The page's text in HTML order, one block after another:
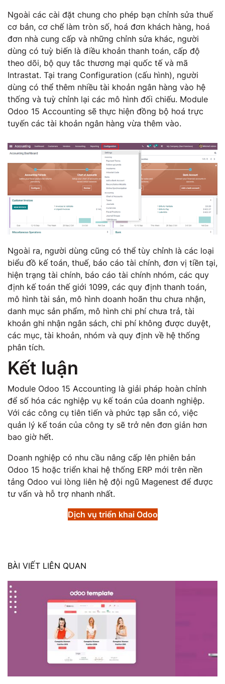
Ngoài các cài đặt chung cho phép bạn chỉnh sửa thuế
cơ bản, cơ chế làm tròn số, hoá đơn khách hàng, hoá
đơn nhà cung cấp và những chỉnh sửa khác, người
dùng có tuỳ biến là điều khoản thanh toán, cấp độ
theo dõi, bộ quy tắc thương mại quốc tế và mã
Intrastat. Tại trang Configuration (cấu hình), người
dùng có thể thêm nhiều tài khoản ngân hàng vào hệ
thống và tuỳ chỉnh lại các mô hình đối chiếu. Module
Odoo 15 Accounting sẽ thực hiện đồng bộ hoá trực
tuyến các tài khoản ngân hàng vừa thêm vào.
Ngoài ra, người dùng cũng có thể tùy chỉnh là các loại
biểu đồ kế toán, thuế, báo cáo tài chính, đơn vị tiền tại,
hiện trạng tài chính, báo cáo tài chính nhóm, các quy
định kế toán thế giới 1099, các quy định thanh toán,
mô hình tài sản, mô hình doanh hoãn thu chưa nhận,
danh mục sản phẩm, mô hình chi phí chưa trả, tài
khoản ghi nhận ngân sách, chi phí không được duyệt,
các mục, tài khoản, nhóm và quy định về hệ thống
phân tích.
Kết luận
Module Odoo 15 Accounting là giải pháp hoàn chỉnh
để số hóa các nghiệp vụ kế toán của doanh nghiệp.
Với các công cụ tiên tiến và phức tạp sẵn có, việc
quản lý kế toán của công ty sẽ trở nên đơn giản hơn
bao giờ hết.
Doanh nghiệp có nhu cầu nâng cấp lên phiên bản
Odoo 15 hoặc triển khai hệ thống ERP mới trên nền
tảng Odoo vui lòng liên hệ đội ngũ Magenest để được
tư vấn và hỗ trợ nhanh nhất.
Dịch vụ triển khai Odoo
BÀI VIẾT LIÊN QUAN